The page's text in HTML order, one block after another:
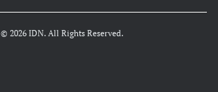
© 2026 IDN. All Rights Reserved.